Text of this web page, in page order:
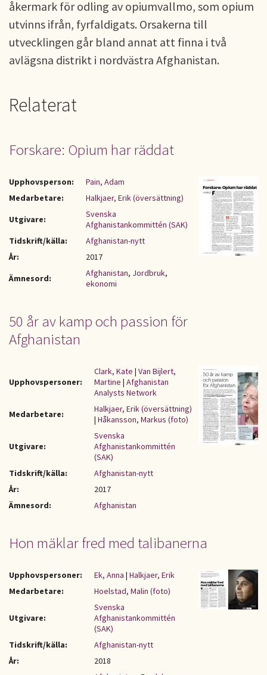
åkermark för odling av opiumvallmo, som opium
utvinns ifrån, fyrfaldigats. Orsakerna till
utvecklingen går bland annat att finna i två
avlägsna distrikt i nordvästra Afghanistan.
Relaterat
Forskare: Opium har räddat
Upphovsperson:
Pain, Adam
Medarbetare:
Halkjaer, Erik (översättning)
Utgivare:
Svenska
Afghanistankommittén (SAK)
Tidskrift/källa:
Afghanistan-nytt
År:
2017
Ämnesord:
Afghanistan, Jordbruk,
ekonomi
50 år av kamp och passion för
Afghanistan
Upphovspersoner:
Clark, Kate | Van Bijlert,
Martine | Afghanistan
Analysts Network
Medarbetare:
Halkjaer, Erik (översättning)
| Håkansson, Markus (foto)
Utgivare:
Svenska
Afghanistankommittén
(SAK)
Tidskrift/källa:
Afghanistan-nytt
År:
2017
Ämnesord:
Afghanistan
Hon mäklar fred med talibanerna
Upphovspersoner: Ek, Anna | Halkjaer, Erik
Medarbetare:
Hoelstad, Malin (foto)
Utgivare:
Svenska
Afghanistankommittén
(SAK)
Tidskrift/källa:
Afghanistan-nytt
År:
2018